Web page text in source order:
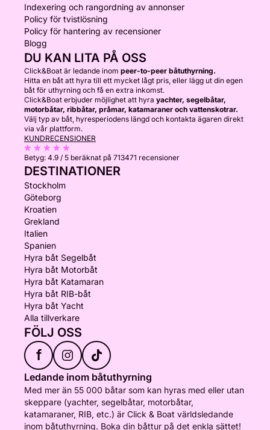
Indexering och rangordning av annonser
Policy för tvistlösning
Policy för hantering av recensioner
Blogg
DU KAN LITA PÅ OSS
Click&Boat är ledande inom peer-to-peer båtuthyrning.
Hitta en båt att hyra till ett mycket lågt pris, eller lägg ut din egen
båt för uthyrning och få en extra inkomst.
Click&Boat erbjuder möjlighet att hyra yachter, segelbåtar,
motorbåtar, ribbåtar, pråmar, katamaraner och vattenskotrar.
Välj typ av båt, hyresperiodens längd och kontakta ägaren direkt
via vår plattform.
KUNDRECENSIONER
Betyg: 4.9 / 5 beräknat på 713471 recensioner
DESTINATIONER
Stockholm
Göteborg
Kroatien
Grekland
Italien
Spanien
Hyra båt Segelbåt
Hyra båt Motorbåt
Hyra båt Katamaran
Hyra båt RIB-båt
Hyra båt Yacht
Alla tillverkare
FÖLJ OSS
f
Ledande inom båtuthyrning
Med mer än 55 000 båtar som kan hyras med eller utan
skeppare (yachter, segelbåtar, motorbåtar,
katamaraner, RIB, etc.) är Click & Boat världsledande
inom båtuthyrning. Boka din båttur på det enkla sättet!